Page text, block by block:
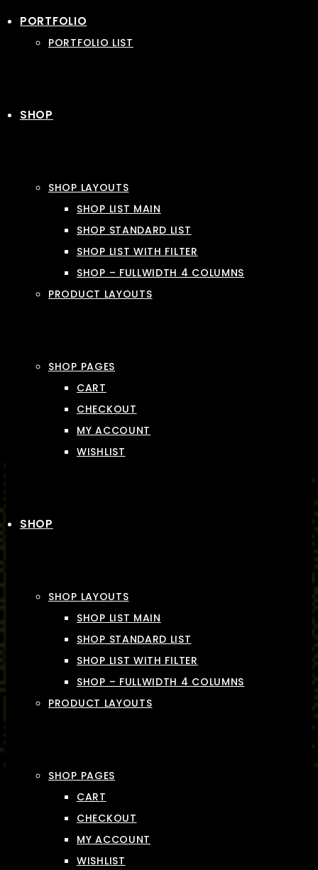
PORTFOLIO
PORTFOLIO LIST
SHOP
SHOP LAYOUTS
SHOP LIST MAIN
SHOP STANDARD LIST
SHOP LIST WITH FILTER
SHOP – FULLWIDTH 4 COLUMNS
PRODUCT LAYOUTS
SHOP PAGES
CART
CHECKOUT
MY ACCOUNT
WISHLIST
SHOP
SHOP LAYOUTS
SHOP LIST MAIN
SHOP STANDARD LIST
SHOP LIST WITH FILTER
SHOP – FULLWIDTH 4 COLUMNS
PRODUCT LAYOUTS
SHOP PAGES
CART
CHECKOUT
MY ACCOUNT
WISHLIST